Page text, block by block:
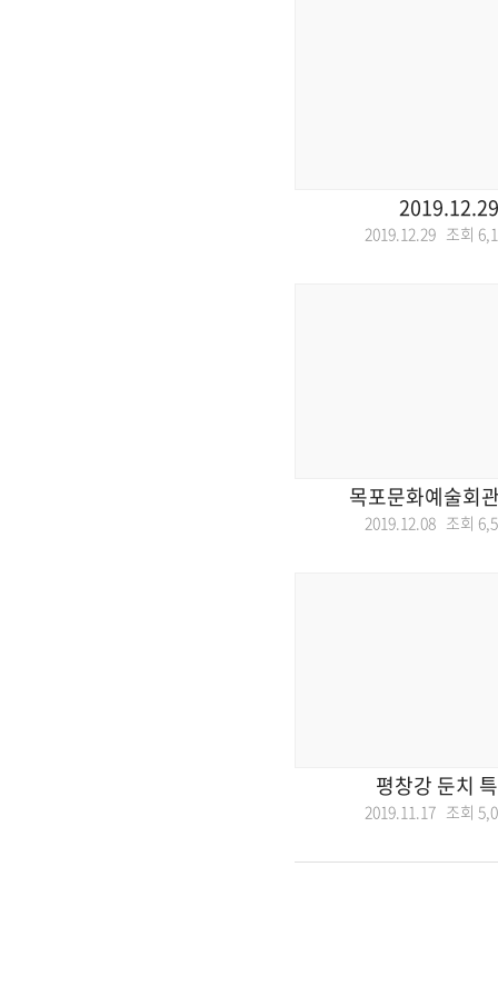
2019.12.29 조회
목포문화예술회
2019.12.08 조회
평창강 둔치
2019.11.17 조회